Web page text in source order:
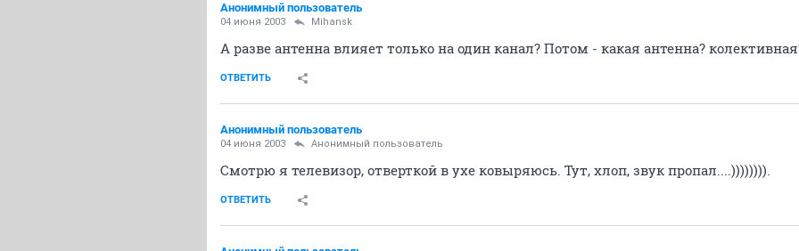
Анонимный пользователь
04 июня 2003 Mihansk
А разве антенна влияет только на один канал? Потом - какая антенна?
ОТВЕТИТЬ
Анонимный пользователь
04 июня 2003 Анонимный пользователь
Смотрю я телевизор, отверткой в ухе ковыряюсь. Тут, хлоп, звук пропал....)))))))).
ОТВЕТИТЬ